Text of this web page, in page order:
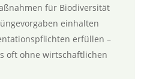
für Biodiversität
einhalten
erfüllen –
oft ohne wirtschaftlichen